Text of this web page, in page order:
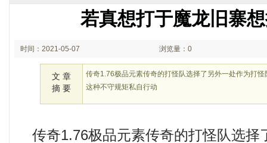
若真想打于魔龙旧寨
时间：2021-05-07 浏览量：0
文 章
摘 要
传奇1.76极品元素传奇的打怪队选择了另外一处作为打
这种不守规矩私自行动
传奇1.76极品元素传奇的打怪队选择